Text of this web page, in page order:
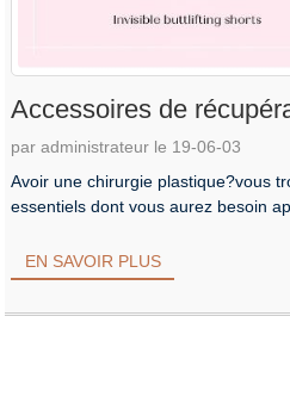
Accessoires de
par administrateur le 19-06-03
Avoir une chirurgie plastique?vous
essentiels dont vous aurez besoin
EN SAVOIR PLUS